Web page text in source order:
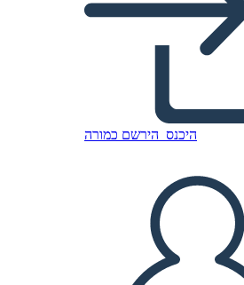
היכנס הירשם כמורה
Storyboard